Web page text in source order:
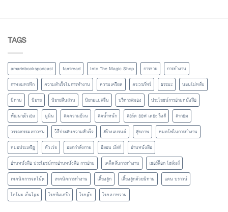
TAGS
amarinbookspodcast famiread Into The Magic Shop การขาย
การทำงาน
กาหลมหรทึก
ความสำเร็จในการทำงาน ความเครียด ดร.วรภัทร์ ธรรมะ
นอนไม่หลับ
นิทาน
นิยาย นิยายสืบสวน นิยายแปลจีน บริหารสมอง
ประโยชน์การอ่านหนังสือ
พัฒนาตัวเอง
มูมิน ลดความอ้วน ลดน้ำหนัก ลอร์ด ออฟ เดอะ ริงส์
ลากอม
วรรณกรรมเยาวชน
วิธีประสบความสำเร็จ สร้างแบรนด์ สุขภาพ
หมดไฟในการทำงาน
หมอประเสริฐ
หัวเว่ย ออกกำลังกาย อีลอน มัสก์
อ่านหนังสือ
อ่านหนังสือ ประโยชน์การอ่านหนังสือ การอ่าน
เคล็ดลับการทำงาน
เชอร์ล็อก โฮล์มส์
เทคนิคการจดโน้ต
เทคนิคการทำงาน เลี้ยงลูก เลี้ยงลูกด้วยนิทาน
แดน บราวน์
โคโนะ เก็นโตะ
โรคซึมเศร้า โรคตับ โรคเบาหวาน